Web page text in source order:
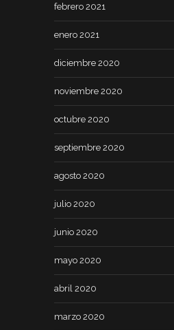
febrero 2021
enero 2021
diciembre 2020
noviembre 2020
octubre 2020
septiembre 2020
agosto 2020
julio 2020
junio 2020
mayo 2020
abril 2020
marzo 2020